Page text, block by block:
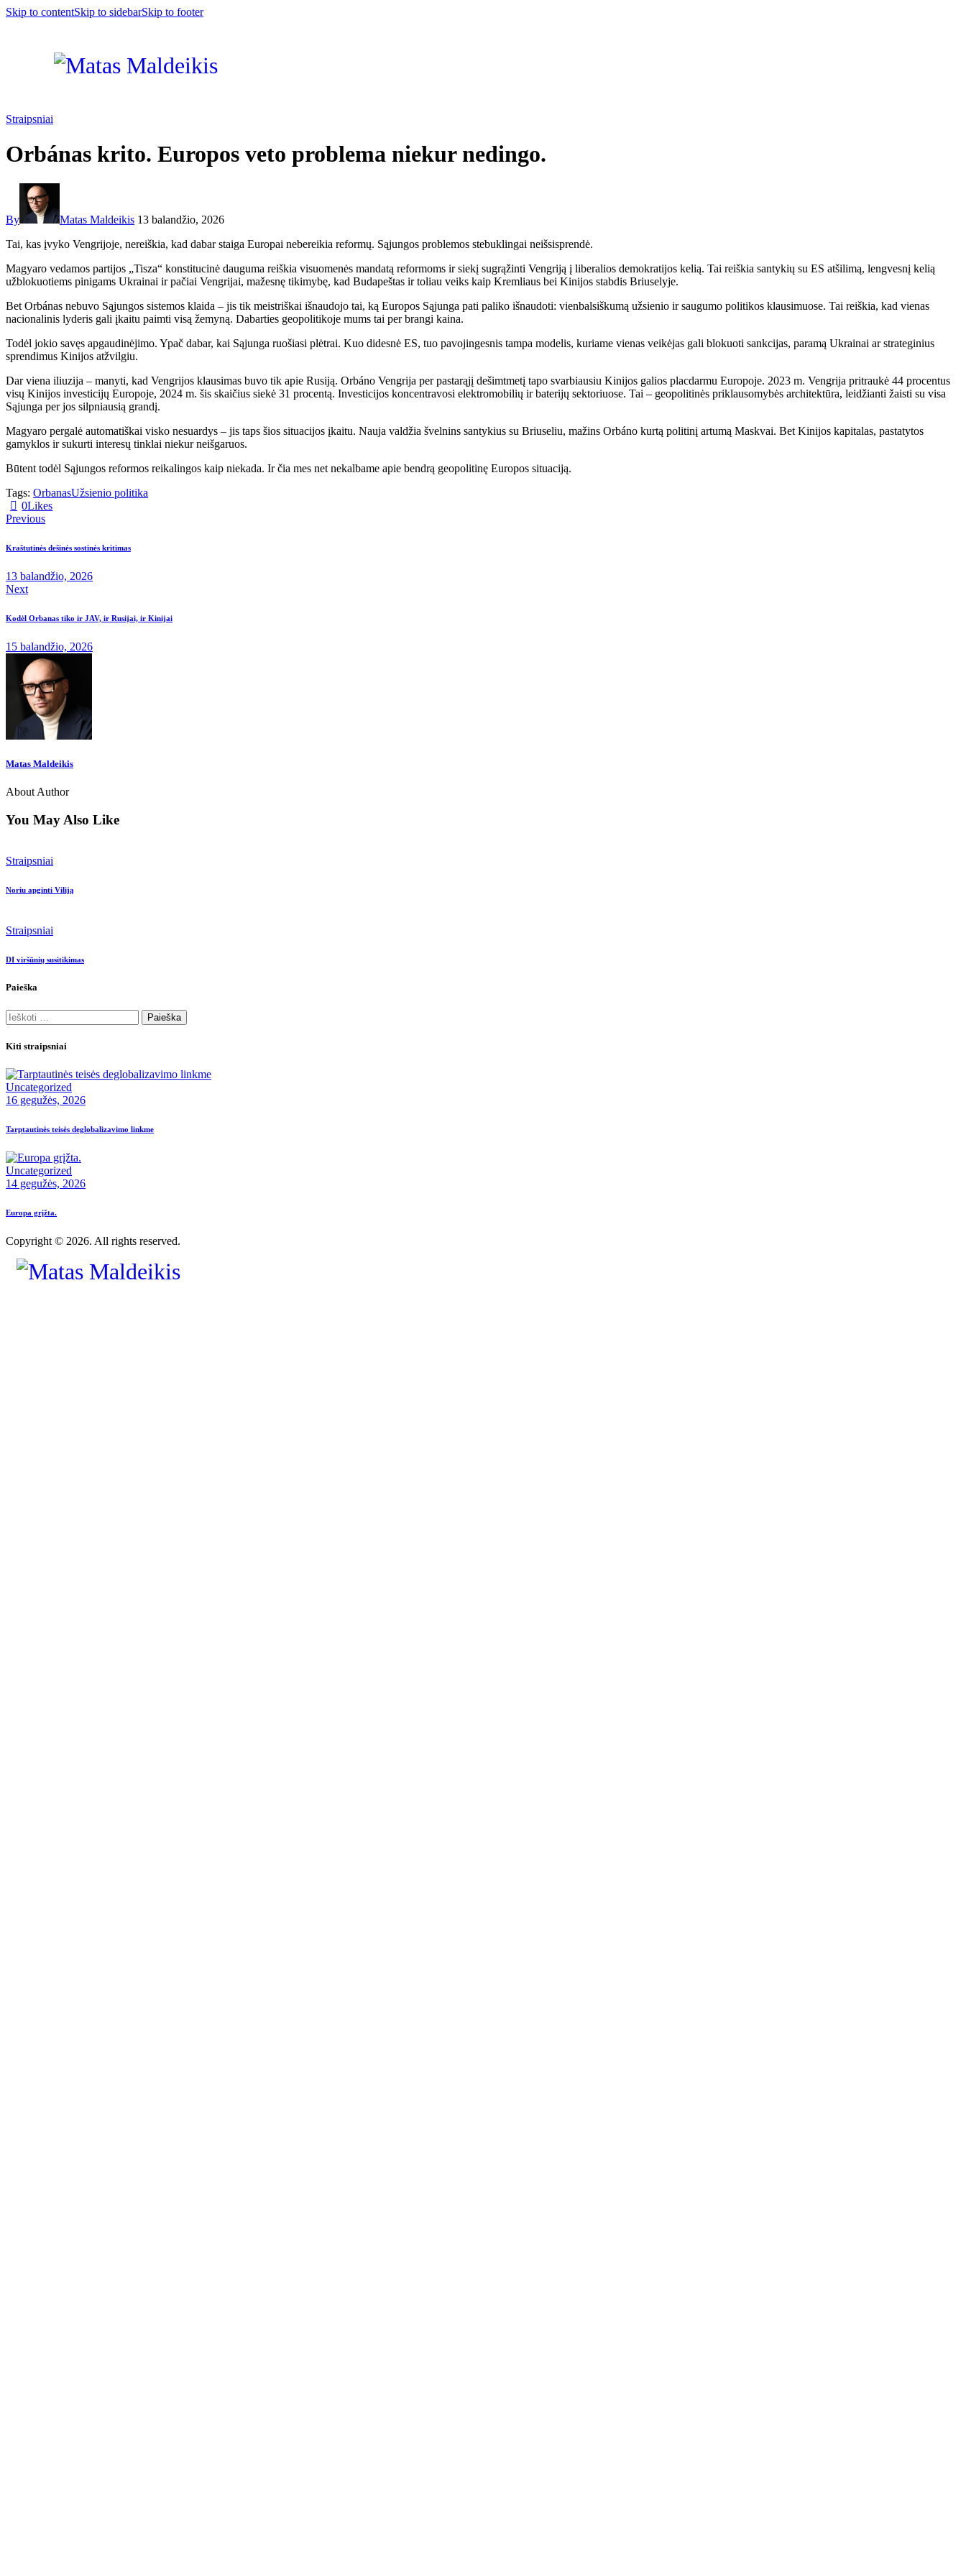
Skip to contentSkip to sidebarSkip to footer
Straipsniai
Orbánas krito. Europos veto problema niekur nedingo.
By Matas Maldeikis 13 balandžio, 2026
Tai, kas įvyko Vengrijoje, nereiškia, kad dabar staiga Europai nebereikia reformų. Sąjungos problemos stebuklingai neišsisprendė.
Magyaro vedamos partijos „Tisza“ konstitucinė dauguma reiškia visuomenės mandatą reformoms ir siekį sugrąžinti Vengriją į liberalios demokratijos kelią. Tai reiškia santykių su ES atšilimą, lengvesnį kelią
užblokuotiems pinigams Ukrainai ir pačiai Vengrijai, mažesnę tikimybę, kad Budapeštas ir toliau veiks kaip Kremliaus bei Kinijos stabdis Briuselyje.
Bet Orbánas nebuvo Sąjungos sistemos klaida – jis tik meistriškai išnaudojo tai, ką Europos Sąjunga pati paliko išnaudoti: vienbalsiškumą užsienio ir saugumo politikos klausimuose. Tai reiškia, kad vienas
nacionalinis lyderis gali įkaitu paimti visą žemyną. Dabarties geopolitikoje mums tai per brangi kaina.
Todėl jokio savęs apgaudinėjimo. Ypač dabar, kai Sąjunga ruošiasi plėtrai. Kuo didesnė ES, tuo pavojingesnis tampa modelis, kuriame vienas veikėjas gali blokuoti sankcijas, paramą Ukrainai ar strateginius
sprendimus Kinijos atžvilgiu.
Dar viena iliuzija – manyti, kad Vengrijos klausimas buvo tik apie Rusiją. Orbáno Vengrija per pastarąjį dešimtmetį tapo svarbiausiu Kinijos galios placdarmu Europoje. 2023 m. Vengrija pritraukė 44 procentus
visų Kinijos investicijų Europoje, 2024 m. šis skaičius siekė 31 procentą. Investicijos koncentravosi elektromobilių ir baterijų sektoriuose. Tai – geopolitinės priklausomybės architektūra, leidžianti žaisti su visa
Sąjunga per jos silpniausią grandį.
Magyaro pergalė automatiškai visko nesuardys – jis taps šios situacijos įkaitu. Nauja valdžia švelnins santykius su Briuseliu, mažins Orbáno kurtą politinį artumą Maskvai. Bet Kinijos kapitalas, pastatytos
gamyklos ir sukurti interesų tinklai niekur neišgaruos.
Būtent todėl Sąjungos reformos reikalingos kaip niekada. Ir čia mes net nekalbame apie bendrą geopolitinę Europos situaciją.
Tags: OrbanasUžsienio politika
0Likes
Previous
Kraštutinės dešinės sostinės kritimas
13 balandžio, 2026
Next
Kodėl Orbanas tiko ir JAV, ir Rusijai, ir Kinijai
15 balandžio, 2026
Matas Maldeikis
About Author
You May Also Like
Straipsniai
Noriu apginti Viliją
Straipsniai
DI viršūnių susitikimas
Paieška
Kiti straipsniai
Uncategorized
16 gegužės, 2026
Tarptautinės teisės deglobalizavimo linkme
Uncategorized
14 gegužės, 2026
Europa grįžta.
Copyright © 2026. All rights reserved.